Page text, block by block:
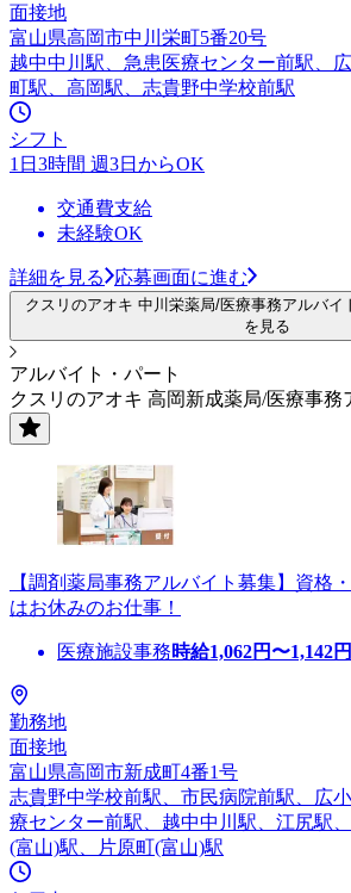
面接地
富山県高岡市中川栄町5番20号
越中中川駅、急患医療センター前駅、
町駅、高岡駅、志貴野中学校前駅
シフト
1日3時間 週3日からOK
交通費支給
未経験OK
詳細を見る 応募画面に進む
クスリのアオキ 中川栄薬局/医療事務アルバイ
を見る
アルバイト・パート
クスリのアオキ 高岡新成薬局/医療事務
【調剤薬局事務アルバイト募集】資格
はお休みのお仕事！
医療施設事務時給1,062円〜1,142円
勤務地
面接地
富山県高岡市新成町4番1号
志貴野中学校前駅、市民病院前駅、広
療センター前駅、越中中川駅、江尻駅
(富山)駅、片原町(富山)駅